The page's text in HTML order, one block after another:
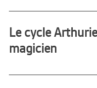
Le cycle
magicien